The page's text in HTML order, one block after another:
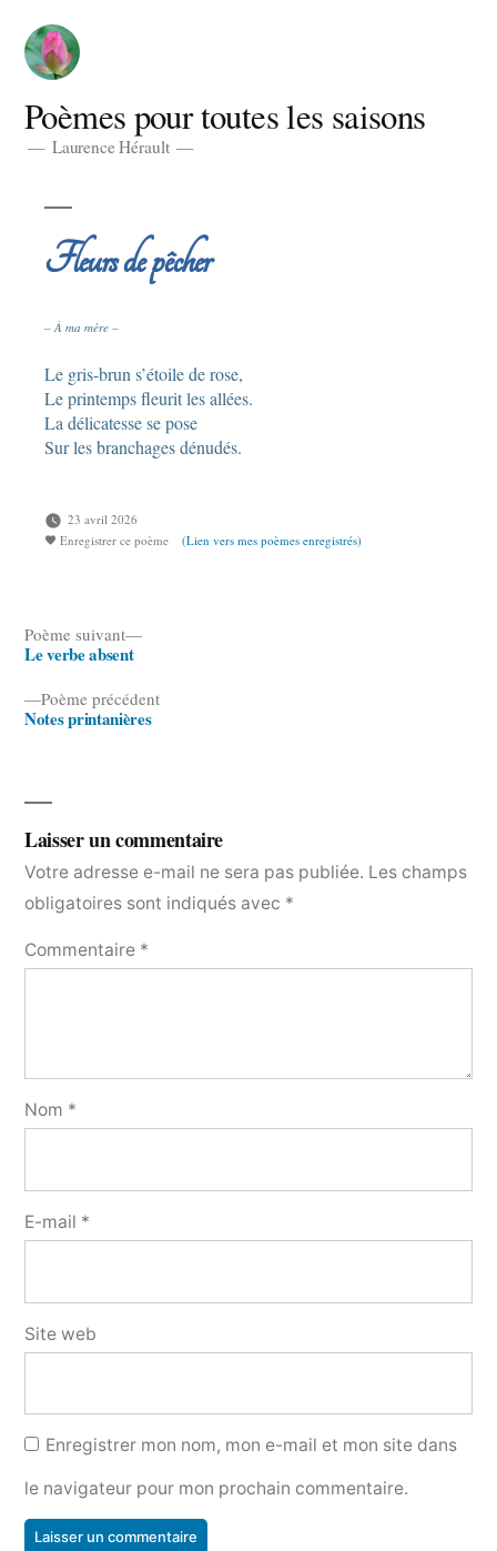
Aller
contenu
Poèmes pour toutes les saisons
Laurence Hérault
Fleurs de pêcher
– À ma mère –
Le gris-brun s’étoile de rose,
Le printemps fleurit les allées.
La délicatesse se pose
Sur les branchages dénudés.
23 avril 2026
Enregistrer ce poème
(Lien vers mes poèmes enregistrés)
Navigation
dePoème précédentPoème
Notes printanières
Poème suivant
Poème
Le verbe absent
Laisser un commentaire
Votre adresse e-mail ne sera pas publiée. Les champs
obligatoires sont indiqués avec *
Commentaire *
Nom *
E-mail *
Site web
Enregistrer mon nom, mon e-mail et mon site dans
le navigateur pour mon prochain commentaire.